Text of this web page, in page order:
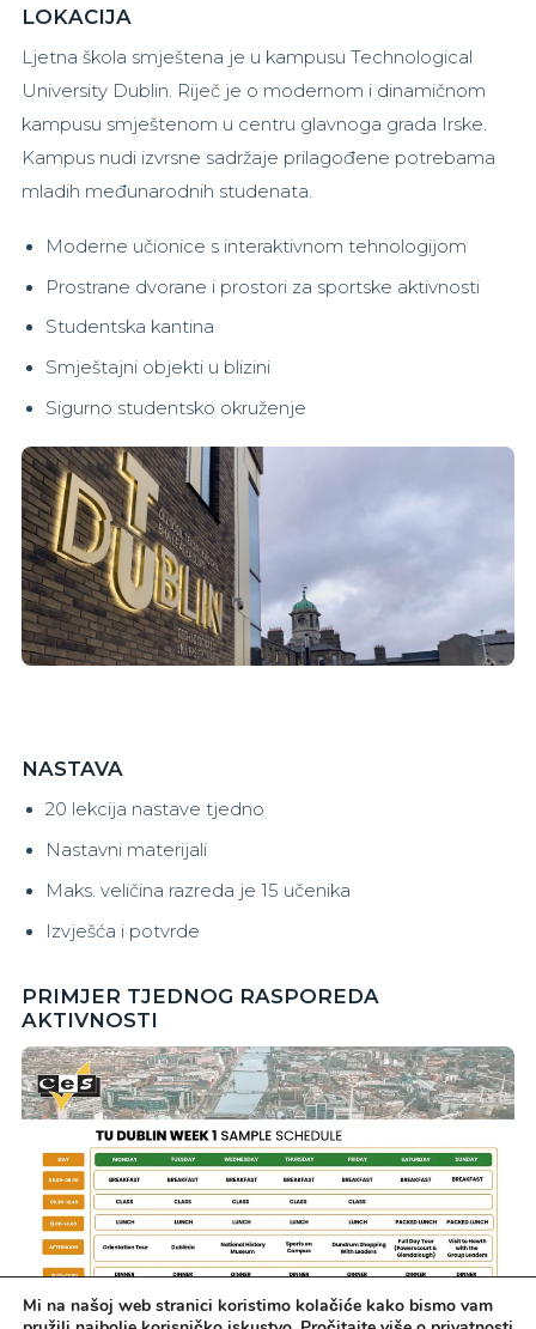
LOKACIJA
Ljetna škola smještena je u kampusu Technological
University Dublin. Riječ je o modernom i dinamičnom
kampusu smještenom u centru glavnoga grada Irske.
Kampus nudi izvrsne sadržaje prilagođene potrebama
mladih međunarodnih studenata.
Moderne učionice s interaktivnom tehnologijom
Prostrane dvorane i prostori za sportske aktivnosti
Studentska kantina
Smještajni objekti u blizini
Sigurno studentsko okruženje
NASTAVA
20 lekcija nastave tjedno
Nastavni materijali
Maks. veličina razreda je 15 učenika
Izvješća i potvrde
PRIMJER TJEDNOG RASPOREDA
AKTIVNOSTI
Mi na našoj web stranici koristimo kolačiće kako bismo vam